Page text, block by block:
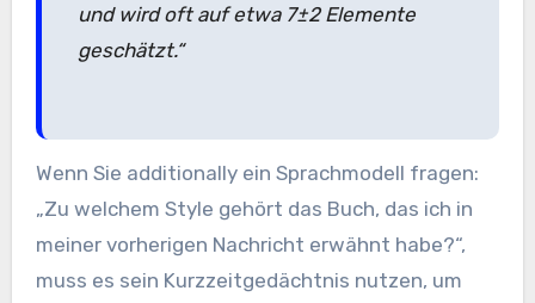
und wird oft auf etwa 7±2 Elemente
geschätzt.“
Wenn Sie additionally ein Sprachmodell fragen:
„Zu welchem ​​Style gehört das Buch, das ich in
meiner vorherigen Nachricht erwähnt habe?“,
muss es sein Kurzzeitgedächtnis nutzen, um